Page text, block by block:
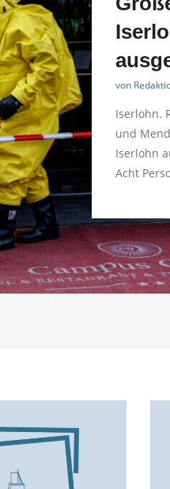
von
Iserlohn.
und
Iserlohn
Acht